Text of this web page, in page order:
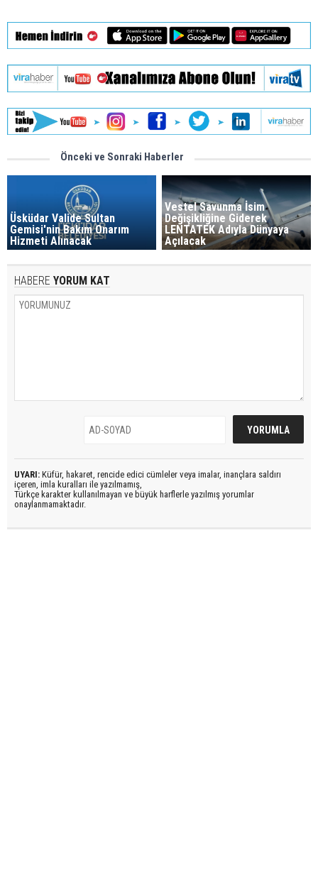
Önceki ve Sonraki Haberler
Üsküdar Valide Sultan
Gemisi'nin Bakım Onarım
Hizmeti Alınacak
Vestel Savunma İsim
Değişikliğine Giderek
LENTATEK Adıyla Dünyaya
Açılacak
HABERE YORUM KAT
UYARI: Küfür, hakaret, rencide edici cümleler veya imalar, inançlara saldırı
içeren, imla kuralları ile yazılmamış,
Türkçe karakter kullanılmayan ve büyük harflerle yazılmış yorumlar
onaylanmamaktadır.